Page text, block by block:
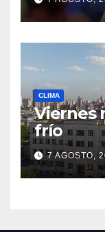
CLIMA
Viernes
frío
7 AGOSTO,